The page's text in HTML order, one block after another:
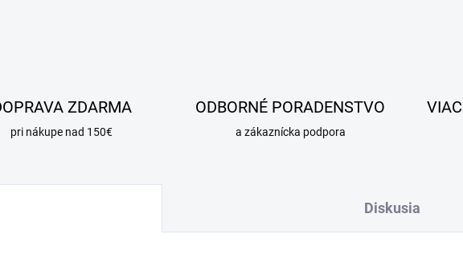
ZDARMA
pri nákupe nad 150€
ODBORNÉ PORADENSTVO
a zákaznícka podpora
Diskusia